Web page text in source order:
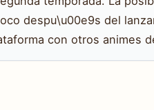
despu\u00e9s del
con otros animes